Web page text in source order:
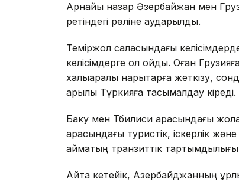
Арнайы назар Әзербайжан мен
ретіндегі рөліне аударылды.
Теміржол саласындағы
келісімдерге қол қойды. Оған
халықаралық нарықтарға жеткізу,
арқылы Түркияға тасымалдау кіреді.
Баку мен Тбилиси арасындағы
арасындағы туристік, іскерлік
аймақтың транзиттік
Айта кетейік, Азербайджанның